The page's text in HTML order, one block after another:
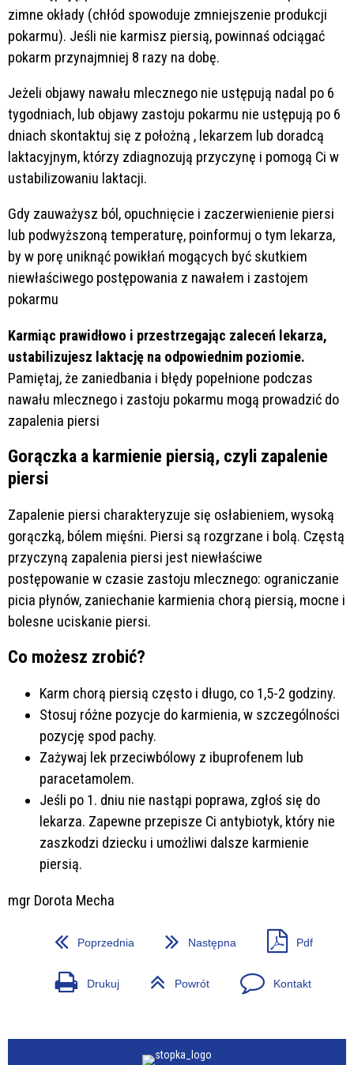
zimne okłady (chłód spowoduje zmniejszenie produkcji
pokarmu). Jeśli nie karmisz piersią, powinnaś odciągać
pokarm przynajmniej 8 razy na dobę.
Jeżeli objawy nawału mlecznego nie ustępują nadal po 6
tygodniach, lub objawy zastoju pokarmu nie ustępują po 6
dniach skontaktuj się z położną , lekarzem lub doradcą
laktacyjnym, którzy zdiagnozują przyczynę i pomogą Ci w
ustabilizowaniu laktacji.
Gdy zauważysz ból, opuchnięcie i zaczerwienienie piersi
lub podwyższoną temperaturę, poinformuj o tym lekarza,
by w porę uniknąć powikłań mogących być skutkiem
niewłaściwego postępowania z nawałem i zastojem
pokarmu
Karmiąc prawidłowo i przestrzegając zaleceń lekarza,
ustabilizujesz laktację na odpowiednim poziomie.
Pamiętaj, że zaniedbania i błędy popełnione podczas
nawału mlecznego i zastoju pokarmu mogą prowadzić do
zapalenia piersi
Gorączka a karmienie piersią, czyli zapalenie
piersi
Zapalenie piersi charakteryzuje się osłabieniem, wysoką
gorączką, bólem mięśni. Piersi są rozgrzane i bolą. Częstą
przyczyną zapalenia piersi jest niewłaściwe
postępowanie w czasie zastoju mlecznego: ograniczanie
picia płynów, zaniechanie karmienia chorą piersią, mocne i
bolesne uciskanie piersi.
Co możesz zrobić?
Karm chorą piersią często i długo, co 1,5-2 godziny.
Stosuj różne pozycje do karmienia, w szczególności
pozycję spod pachy.
Zażywaj lek przeciwbólowy z ibuprofenem lub
paracetamolem.
Jeśli po 1. dniu nie nastąpi poprawa, zgłoś się do
lekarza. Zapewne przepisze Ci antybiotyk, który nie
zaszkodzi dziecku i umożliwi dalsze karmienie
piersią.
mgr Dorota Mecha
Poprzednia Następna Pdf
Drukuj Powrót Kontakt